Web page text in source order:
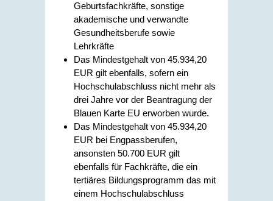
Geburtsfachkräfte, sonstige
akademische und verwandte
Gesundheitsberufe sowie
Lehrkräfte
Das Mindestgehalt von 45.934,20
EUR gilt ebenfalls, sofern ein
Hochschulabschluss nicht mehr als
drei Jahre vor der Beantragung der
Blauen Karte EU erworben wurde.
Das Mindestgehalt von 45.934,20
EUR bei Engpassberufen,
ansonsten 50.700 EUR gilt
ebenfalls für Fachkräfte, die ein
tertiäres Bildungsprogramm das mit
einem Hochschulabschluss